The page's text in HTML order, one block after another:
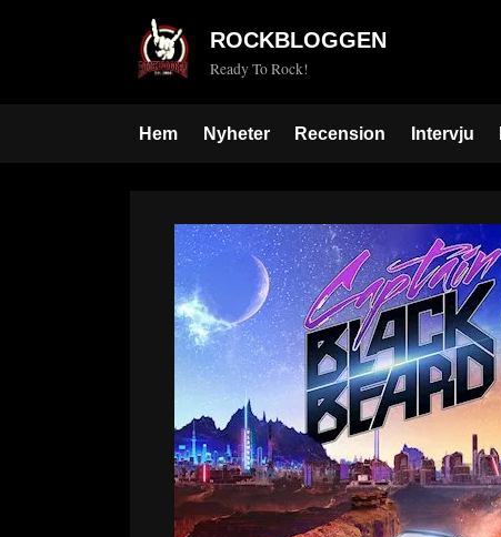
ROCKBLOGGEN
Ready To Rock!
Hem Nyheter Recension Intervju